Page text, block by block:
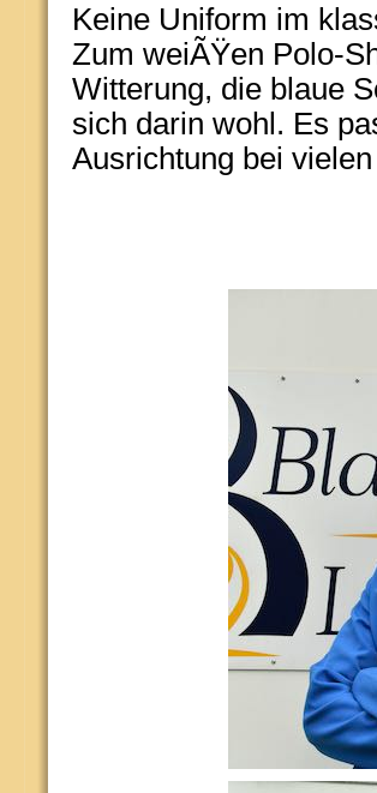
Keine Uniform im
Zum weiÃŸen Polo-
Witterung, die blaue
sich darin wohl. Es
Ausrichtung bei